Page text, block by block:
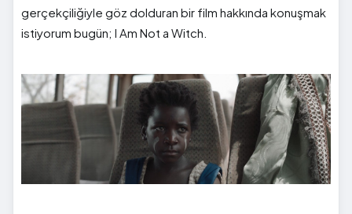
gerçekçiliğiyle göz dolduran bir film hakkında konuşmak
istiyorum bugün; I Am Not a Witch.